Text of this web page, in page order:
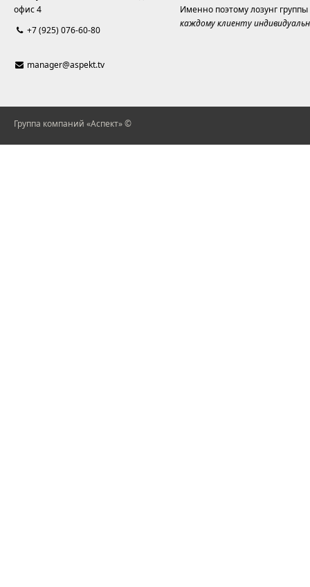
офис 4
+7 (925) 076-60-80
manager@aspekt.tv
Именно поэтому лозунг
каждому клиенту
Группа компаний «Аспект» ©